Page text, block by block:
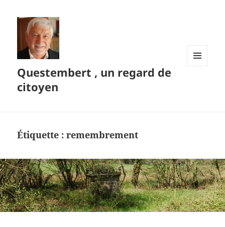
Questembert , un regard de
citoyen
Étiquette :remembrement